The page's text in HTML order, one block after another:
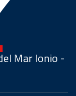
Mar Ionio -